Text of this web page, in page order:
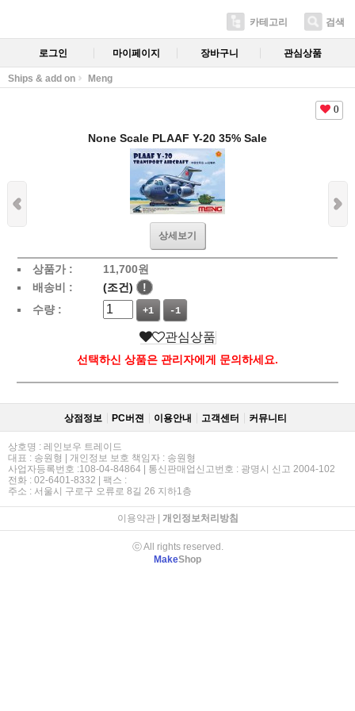
카테고리 검색
로그인 마이페이지 장바구니 관심상품
Ships & add on Meng
0
None Scale PLAAF Y-20 35% Sale
상세보기
상품가 : 11,700원
배송비 :
(조건)
!
수량 :
+1 -1
관심상품
선택하신 상품은 관리자에게 문의하세요.
상점정보 PC버젼 이용안내 고객센터 커뮤니티
상호명 : 레인보우 트레이드
대표 : 송원형 | 개인정보 보호 책임자 : 송원형
사업자등록번호 :108-04-84864 | 통신판매업신고번호 : 광명시 신고 2004-102
전화 : 02-6401-8332 | 팩스 :
주소 : 서울시 구로구 오류로 8길 26 지하1층
이용약관| 개인정보처리방침
ⓒ All rights reserved.
MakeShop